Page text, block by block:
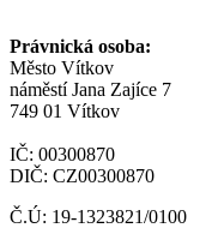
Právnická osoba:
Město Vítkov
náměstí Jana Zajíce 7
749 01 Vítkov
IČ: 00300870
DIČ: CZ00300870
Č.Ú: 19-1323821/0100